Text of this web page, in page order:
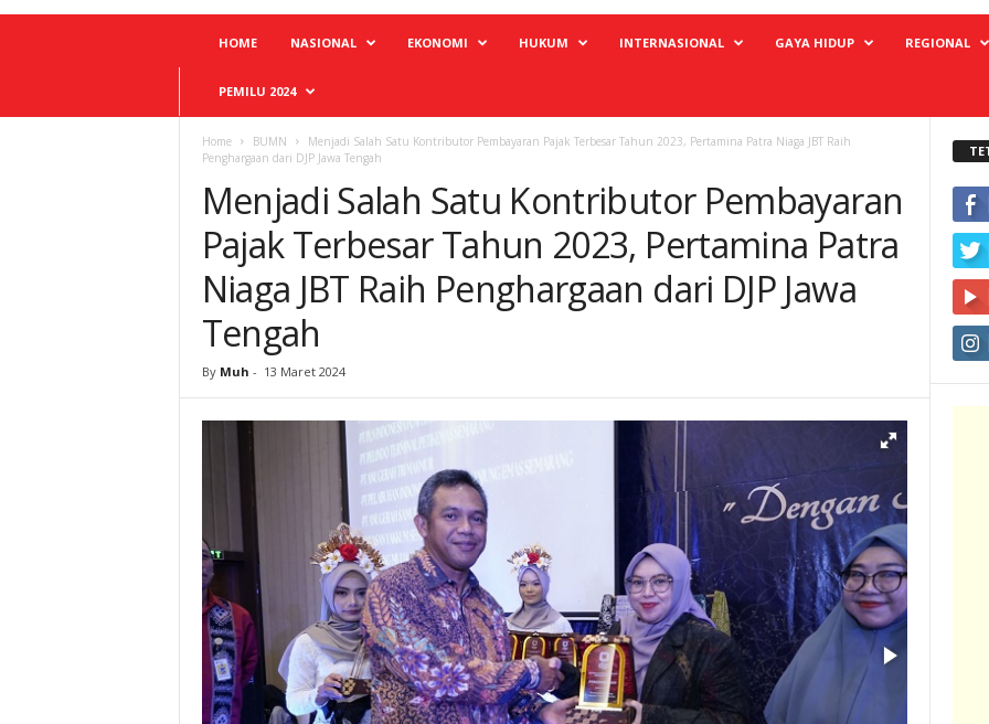
HOME NASIONAL EKONOMI HUKUM INTERNASIONAL GAYA HIDUP REGIONAL
PEMILU 2024
Home BUMN
Menjadi Salah Satu Kontributor Pembayaran Pajak Terbesar Tahun 2023, Pertamina Patra Niaga JBT Raih
Penghargaan dari DJP Jawa Tengah
Menjadi Salah Satu Kontributor Pembayaran
Pajak Terbesar Tahun 2023, Pertamina Patra
Niaga JBT Raih Penghargaan dari DJP Jawa
Tengah
By Muh - 13 Maret 2024